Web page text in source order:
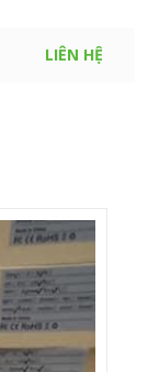
LIÊN HỆ